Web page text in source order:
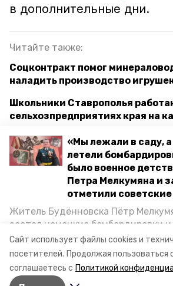
Сайт использует файлы cookies и
посетителей. Продолжая пользоваться
соглашаетесь с Политикой
«Мы лежали в саду,
летели
было военное
Петра Мелкумяна и
отметили
Житель Будённовска Пётр
застал немецкие бомбардировки
под открытым небом, когда
дом. Чем запомнились эти дни, как
и чем Пётр помог ракетным
материале спецпроекта
в дополнительные дни.
Читайте также:
Соцконтракт помог
наладить производство
Школьники Ставрополья
сельхозпредприятиях края на
Памятные знаки о героях СВО
фасадах школ Петровского
Дворец культуры ремонтируют
по поручению губернатора
креативные индустрии